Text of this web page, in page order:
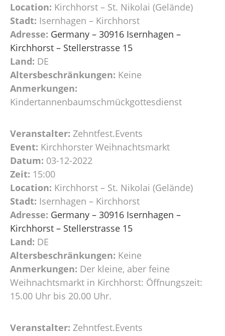
Location: Kirchhorst – St. Nikolai (Gelände)
Stadt: Isernhagen – Kirchhorst
Adresse: Germany – 30916 Isernhagen –
Kirchhorst – Stellerstrasse 15
Land: DE
Altersbeschränkungen: Keine
Anmerkungen:
Kindertannenbaumschmückgottesdienst
Veranstalter: Zehntfest.Events
Event: Kirchhorster Weihnachtsmarkt
Datum: 03-12-2022
Zeit: 15:00
Location: Kirchhorst – St. Nikolai (Gelände)
Stadt: Isernhagen – Kirchhorst
Adresse: Germany – 30916 Isernhagen –
Kirchhorst – Stellerstrasse 15
Land: DE
Altersbeschränkungen: Keine
Anmerkungen: Der kleine, aber feine
Weihnachtsmarkt in Kirchhorst: Öffnungszeit:
15.00 Uhr bis 20.00 Uhr.
Veranstalter: Zehntfest.Events